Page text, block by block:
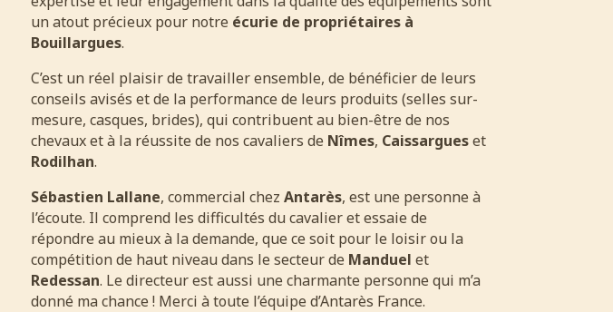
un atout précieux pour notre écurie de propriétaires à
Bouillargues.
C’est un réel plaisir de travailler ensemble, de bénéficier de leurs
conseils avisés et de la performance de leurs produits (selles sur-
mesure, casques, brides), qui contribuent au bien-être de nos
chevaux et à la réussite de nos cavaliers de Nîmes, Caissargueset
Rodilhan.
Sébastien Lallane, commercial chez Antarès, est une personne à
l’écoute. Il comprend les difficultés du cavalier et essaie de
répondre au mieux à la demande, que ce soit pour le loisir ou la
compétition de haut niveau dans le secteur de Manduel et
Redessan. Le directeur est aussi une charmante personne qui m’a
donné ma chance ! Merci à toute l’équipe d’Antarès France.